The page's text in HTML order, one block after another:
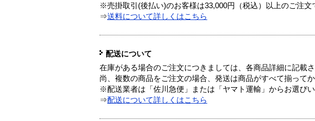
※売掛取引(後払い)のお客様は33,000円（税込）以上のご注文
⇒送料について詳しくはこちら
配送について
在庫がある場合のご注文につきましては、各商品詳細に記載
尚、複数の商品をご注文の場合、発送は商品がすべて揃って
※配送業者は「佐川急便」または「ヤマト運輸」からお選び
⇒配送について詳しくはこちら